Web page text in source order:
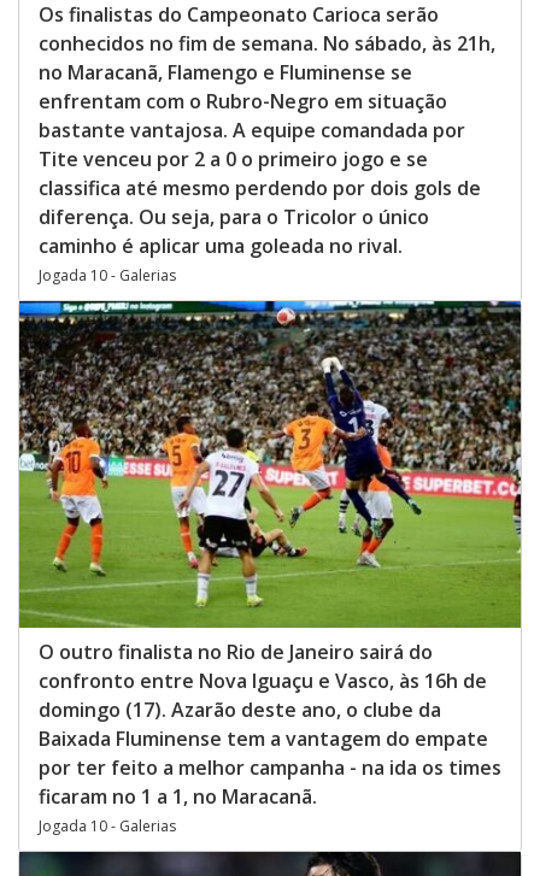
Os finalistas do Campeonato Carioca serão
conhecidos no fim de semana. No sábado, às 21h,
no Maracanã, Flamengo e Fluminense se
enfrentam com o Rubro-Negro em situação
bastante vantajosa. A equipe comandada por
Tite venceu por 2 a 0 o primeiro jogo e se
classifica até mesmo perdendo por dois gols de
diferença. Ou seja, para o Tricolor o único
caminho é aplicar uma goleada no rival.
Jogada 10 - Galerias
O outro finalista no Rio de Janeiro sairá do
confronto entre Nova Iguaçu e Vasco, às 16h de
domingo (17). Azarão deste ano, o clube da
Baixada Fluminense tem a vantagem do empate
por ter feito a melhor campanha - na ida os times
ficaram no 1 a 1, no Maracanã.
Jogada 10 - Galerias